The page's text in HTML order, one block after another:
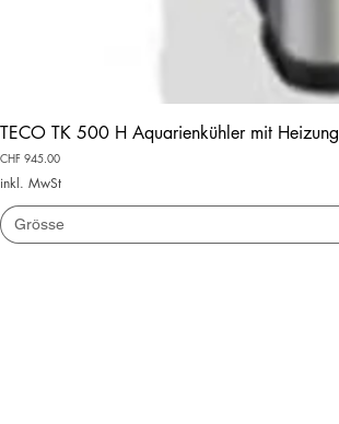
TECO TK 500 H Aquarienkühler mit Heizung
Preis
CHF 945.00
inkl. MwSt
Grösse